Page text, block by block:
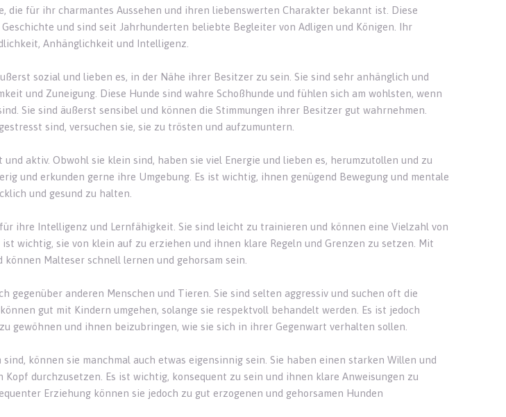
die für ihr charmantes Aussehen und ihren liebenswerten Charakter bekannt ist. Diese
und sind seit Jahrhunderten beliebte Begleiter von Adligen und Königen. Ihr
Anhänglichkeit und Intelligenz.
sozial und lieben es, in der Nähe ihrer Besitzer zu sein. Sie sind sehr anhänglich und
und Zuneigung. Diese Hunde sind wahre Schoßhunde und fühlen sich am wohlsten, wenn
Sie sind äußerst sensibel und können die Stimmungen ihrer Besitzer gut wahrnehmen.
sind, versuchen sie, sie zu trösten und aufzumuntern.
aktiv. Obwohl sie klein sind, haben sie viel Energie und lieben es, herumzutollen und zu
und erkunden gerne ihre Umgebung. Es ist wichtig, ihnen genügend Bewegung und mentale
und gesund zu halten.
ihre Intelligenz und Lernfähigkeit. Sie sind leicht zu trainieren und können eine Vielzahl von
wichtig, sie von klein auf zu erziehen und ihnen klare Regeln und Grenzen zu setzen. Mit
Malteser schnell lernen und gehorsam sein.
gegenüber anderen Menschen und Tieren. Sie sind selten aggressiv und suchen oft die
gut mit Kindern umgehen, solange sie respektvoll behandelt werden. Es ist jedoch
gewöhnen und ihnen beizubringen, wie sie sich in ihrer Gegenwart verhalten sollen.
können sie manchmal auch etwas eigensinnig sein. Sie haben einen starken Willen und
Kopf durchzusetzen. Es ist wichtig, konsequent zu sein und ihnen klare Anweisungen zu
Erziehung können sie jedoch zu gut erzogenen und gehorsamen Hunden